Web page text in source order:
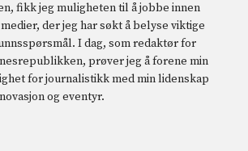
fikk jeg muligheten til å jobbe innen
der jeg har søkt å belyse viktige
I dag, som redaktør for
prøver jeg å forene min
for journalistikk med min lidenskap
og eventyr.